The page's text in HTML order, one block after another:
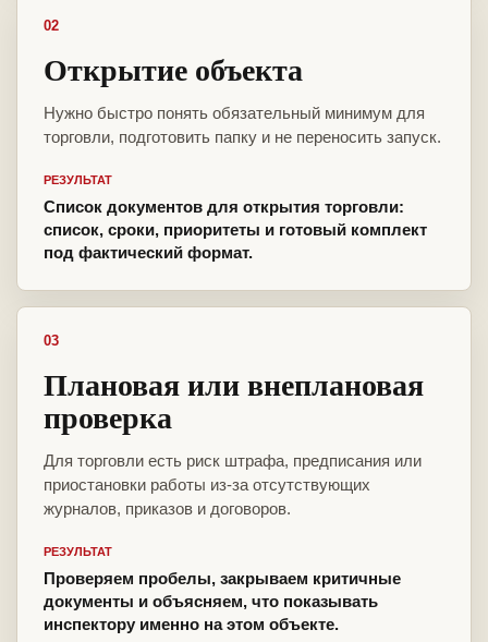
02
Открытие объекта
Нужно быстро понять обязательный минимум для
торговли, подготовить папку и не переносить запуск.
РЕЗУЛЬТАТ
Список документов для открытия торговли:
список, сроки, приоритеты и готовый комплект
под фактический формат.
03
Плановая или внеплановая
проверка
Для торговли есть риск штрафа, предписания или
приостановки работы из-за отсутствующих
журналов, приказов и договоров.
РЕЗУЛЬТАТ
Проверяем пробелы, закрываем критичные
документы и объясняем, что показывать
инспектору именно на этом объекте.